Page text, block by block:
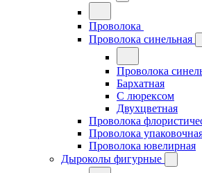
Проволока
Проволока синельная
Проволока
Бархатная
С люрексом
Двухцветная
Проволока
Проволока
Проволока ювелирная
Дыроколы фигурные